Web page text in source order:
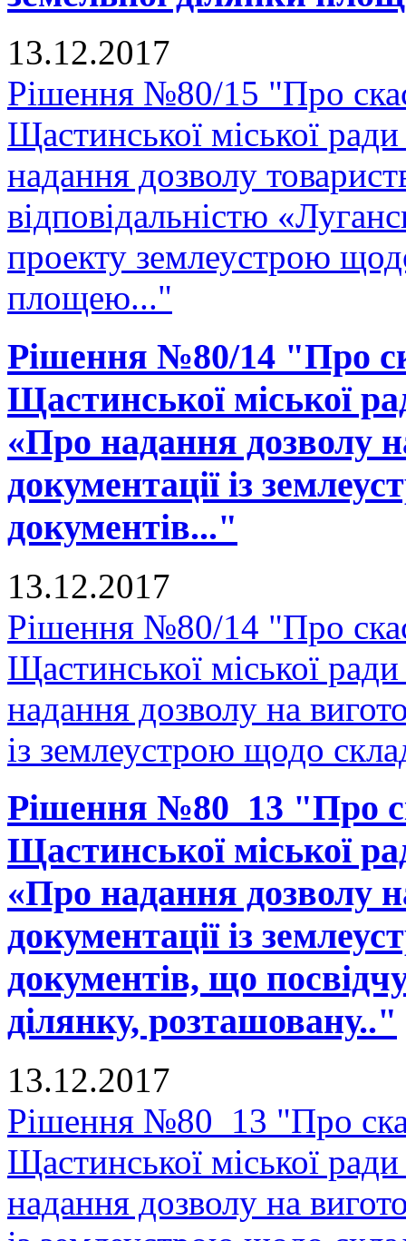
13.12.2017
Рішення №80/15 "Про
Щастинської міської
надання дозволу
відповідальністю
проекту землеустрою
площею..."
Рішення №80/14 "Про
Щастинської міської
«Про надання дозволу
документації із
документів..."
13.12.2017
Рішення №80/14 "Про
Щастинської міської
надання дозволу на
із землеустрою щодо
Рішення №80_13 "Про
Щастинської міської
«Про надання дозволу
документації із
документів, що
ділянку, розташовану.."
13.12.2017
Рішення №80_13 "Про
Щастинської міської
надання дозволу на